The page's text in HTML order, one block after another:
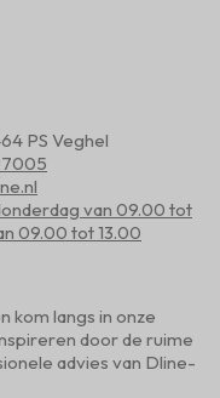
PS Veghel
van 09.00 tot
09.00 tot 13.00
kom langs in onze
door de ruime
advies van Dline-